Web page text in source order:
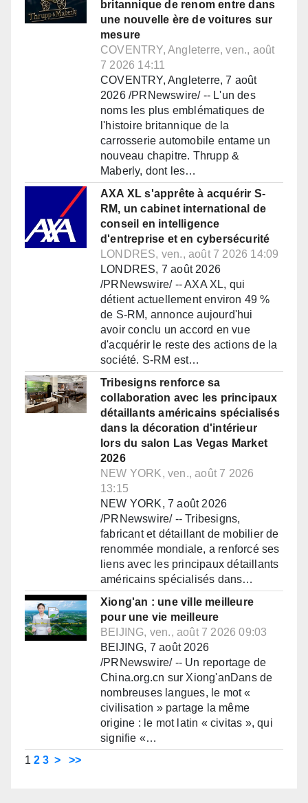
britannique de renom entre dans
une nouvelle ère de voitures sur
mesure
COVENTRY, Angleterre, ven., août
7 2026 14:11
COVENTRY, Angleterre, 7 août
2026 /PRNewswire/ -- L'un des
noms les plus emblématiques de
l'histoire britannique de la
carrosserie automobile entame un
nouveau chapitre. Thrupp &
Maberly, dont les…
AXA XL s'apprête à acquérir S-
RM, un cabinet international de
conseil en intelligence
d'entreprise et en cybersécurité
LONDRES, ven., août 7 2026 14:09
LONDRES, 7 août 2026
/PRNewswire/ -- AXA XL, qui
détient actuellement environ 49 %
de S-RM, annonce aujourd'hui
avoir conclu un accord en vue
d'acquérir le reste des actions de la
société. S-RM est…
Tribesigns renforce sa
collaboration avec les principaux
détaillants américains spécialisés
dans la décoration d'intérieur
lors du salon Las Vegas Market
2026
NEW YORK, ven., août 7 2026
13:15
NEW YORK, 7 août 2026
/PRNewswire/ -- Tribesigns,
fabricant et détaillant de mobilier de
renommée mondiale, a renforcé ses
liens avec les principaux détaillants
américains spécialisés dans…
Xiong'an : une ville meilleure
pour une vie meilleure
BEIJING, ven., août 7 2026 09:03
BEIJING, 7 août 2026
/PRNewswire/ -- Un reportage de
China.org.cn sur Xiong'anDans de
nombreuses langues, le mot «
civilisation » partage la même
origine : le mot latin « civitas », qui
signifie «…
1 2 3 > >>